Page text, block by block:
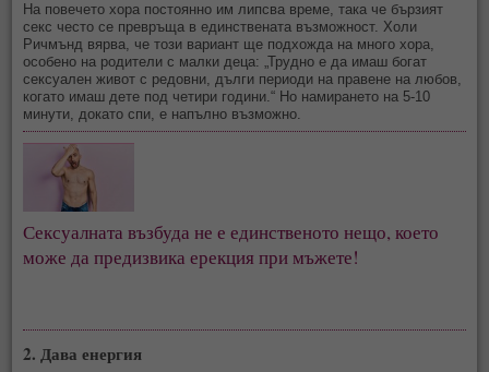
На повечето хора постоянно им липсва време, така че бързият
секс често се превръща в единствената възможност. Холи
Ричмънд вярва, че този вариант ще подхожда на много хора,
особено на родители с малки деца: „Трудно е да имаш богат
сексуален живот с редовни, дълги периоди на правене на любов,
когато имаш дете под четири години.“ Но намирането на 5-10
минути, докато спи, е напълно възможно.
Сексуалната възбуда не е единственото нещо, което
може да предизвика ерекция при мъжете!
2. Дава енергия